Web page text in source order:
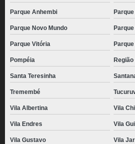
Parque Anhembi
Parque Novo Mundo
Parque Vitória
Pompéia Região
Santa Teresinha
Tremembé
Vila Albertina Vila
Vila Endres Vila
Vila Gustavo Vila